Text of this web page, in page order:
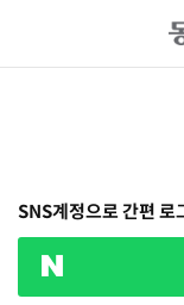
SNS계정으로 간편 로